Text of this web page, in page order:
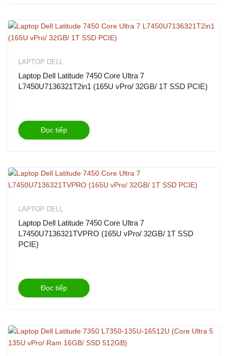
LAPTOP DELL
Laptop Dell Latitude 7450 Core Ultra 7
L7450U7136321T2in1 (165U vPro/ 32GB/ 1T SSD PCIE)
Đọc tiếp
LAPTOP DELL
Laptop Dell Latitude 7450 Core Ultra 7
L7450U7136321TVPRO (165U vPro/ 32GB/ 1T SSD
PCIE)
Đọc tiếp